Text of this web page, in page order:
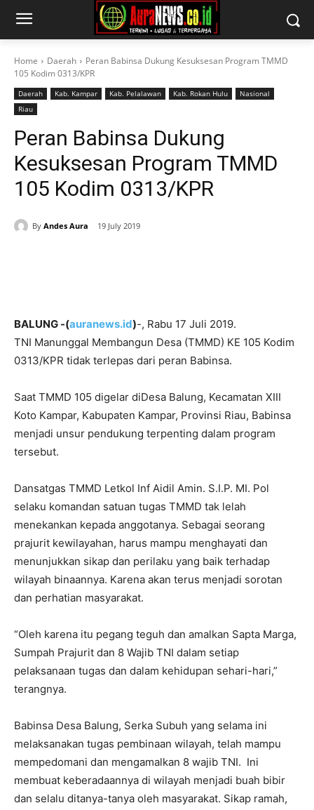
Home Daerah
Peran Babinsa Dukung Kesuksesan Program TMMD
105 Kodim 0313/KPR
Daerah Kab. Kampar Kab. Pelalawan Kab. Rokan Hulu
Nasional
Riau
Peran Babinsa Dukung
Kesuksesan Program TMMD
105 Kodim 0313/KPR
By Andes Aura 19 July 2019
BALUNG -(auranews.id)-, Rabu 17 Juli 2019.
TNI Manunggal Membangun Desa (TMMD) KE 105 Kodim
0313/KPR tidak terlepas dari peran Babinsa.
Saat TMMD 105 digelar diDesa Balung, Kecamatan XIII
Koto Kampar, Kabupaten Kampar, Provinsi Riau, Babinsa
menjadi unsur pendukung terpenting dalam program
tersebut.
Dansatgas TMMD Letkol Inf Aidil Amin. S.I.P. MI. Pol
selaku komandan satuan tugas TMMD tak lelah
menekankan kepada anggotanya. Sebagai seorang
prajurit kewilayahan, harus mampu menghayati dan
menunjukkan sikap dan perilaku yang baik terhadap
wilayah binaannya. Karena akan terus menjadi sorotan
dan perhatian masyarakat.
“Oleh karena itu pegang teguh dan amalkan Sapta Marga,
Sumpah Prajurit dan 8 Wajib TNI dalam setiap
pelaksanaan tugas dan dalam kehidupan sehari-hari,”
terangnya.
Babinsa Desa Balung, Serka Subuh yang selama ini
melaksanakan tugas pembinaan wilayah, telah mampu
mempedomani dan mengamalkan 8 wajib TNI. Ini
membuat keberadaannya di wilayah menjadi buah bibir
dan selalu ditanya-tanya oleh masyarakat. Sikap ramah,